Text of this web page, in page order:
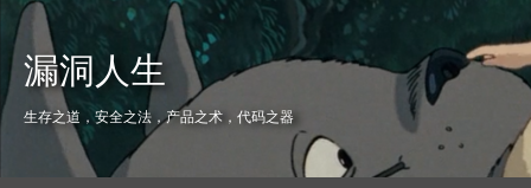
漏洞人生
生存之道，安全之法，产品之术，代码之器